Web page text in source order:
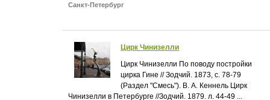
Санкт-Петербург
Цирк Чинизелли
Цирк Чинизелли По поводу постройки
цирка Гине // Зодчий. 1873, с. 78-79
(Раздел "Смесь"). В. А. Кеннель Цирк
Чинизелли в Петербурге //Зодчий. 1879. л. 44-49 ...